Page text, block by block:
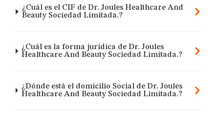
¿Cuál es el CIF de Dr. Joules Healthcare And
Beauty Sociedad Limitada.?
¿Cuál es la forma jurídica de Dr. Joules
Healthcare And Beauty Sociedad Limitada.?
¿Dónde está el domicilio Social de Dr. Joules
Healthcare And Beauty Sociedad Limitada.?